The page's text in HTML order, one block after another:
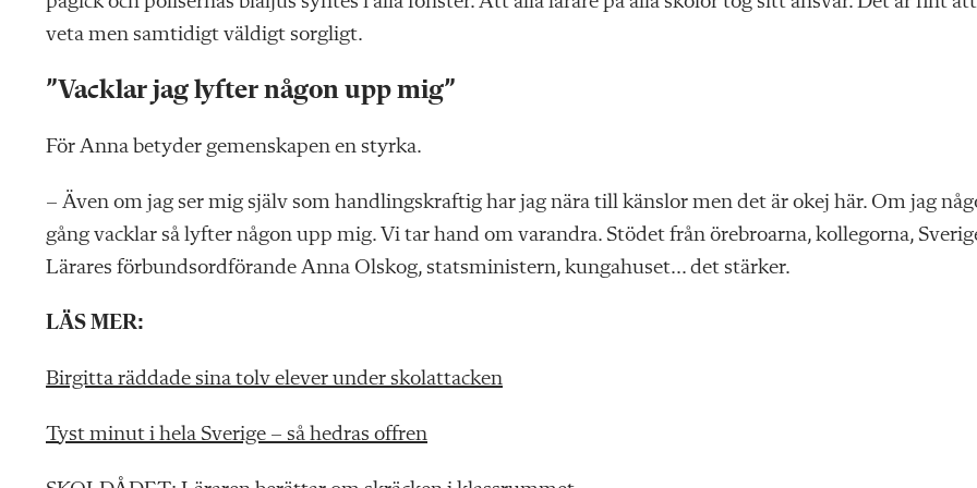
veta men samtidigt väldigt sorgligt.
”Vacklar jag lyfter någon upp mig”
För Anna betyder gemenskapen en styrka.
– Även om jag ser mig själv som handlingskraftig har jag nära till känslor men det är okej här. Om jag
gång vacklar så lyfter någon upp mig. Vi tar hand om varandra. Stödet från örebroarna, kollegorna,
Lärares förbundsordförande Anna Olskog, statsministern, kungahuset… det stärker.
LÄS MER:
Birgitta räddade sina tolv elever under skolattacken
Tyst minut i hela Sverige – så hedras offren